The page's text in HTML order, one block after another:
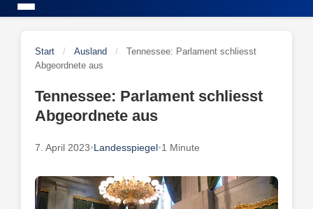
Start / Ausland /
Tennessee: Parlament schliesst
Abgeordnete aus
Tennessee: Parlament schliesst
Abgeordnete aus
7. April 2023•Landesspiegel•1 Minute